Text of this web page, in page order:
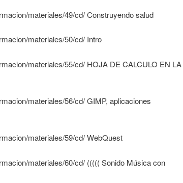
materiales/49/cd/ Construyendo salud
materiales/50/cd/ Intro
materiales/55/cd/ HOJA DE CALCULO EN LA
materiales/56/cd/ GIMP, aplicaciones
materiales/59/cd/ WebQuest
materiales/60/cd/ ((((( Sonido Música con